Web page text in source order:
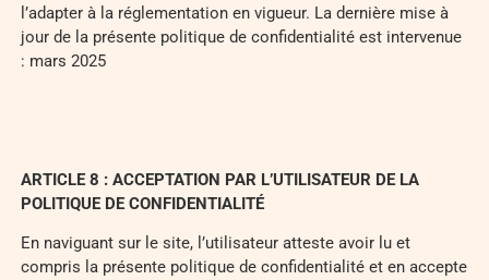
l’adapter à la réglementation en vigueur. La dernière mise à
jour de la présente politique de confidentialité est intervenue
: mars 2025
ARTICLE 8 : ACCEPTATION PAR L’UTILISATEUR DE LA
POLITIQUE DE CONFIDENTIALITÉ
En naviguant sur le site, l’utilisateur atteste avoir lu et
compris la présente politique de confidentialité et en accepte